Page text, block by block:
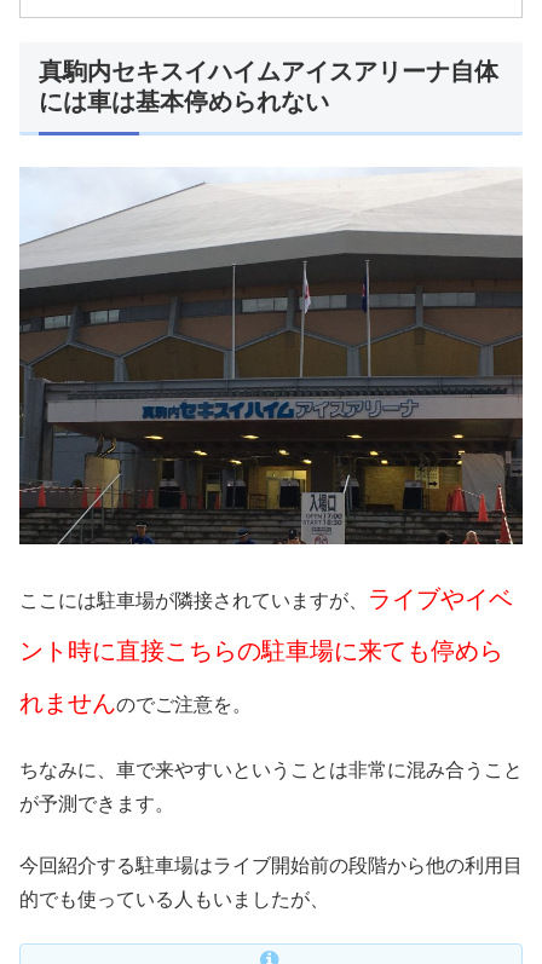
真駒内セキスイハイムアイスアリーナ自体
には車は基本停められない
ここには駐車場が隣接されていますが、
ライブやイベ
ント時に直接こちらの駐車場に来ても停めら
れませんのでご注意を。
ちなみに、車で来やすいということは非常に混み合うこと
が予測できます。
今回紹介する駐車場はライブ開始前の段階から他の利用目
的でも使っている人もいましたが、